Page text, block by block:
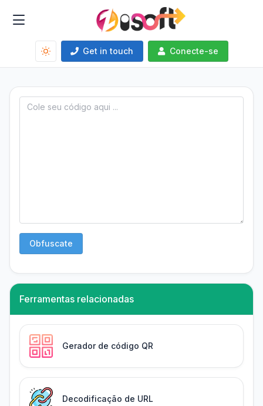
Get in touch Conecte-se
Obfuscate
Ferramentas relacionadas
Gerador de código QR
Decodificação de URL